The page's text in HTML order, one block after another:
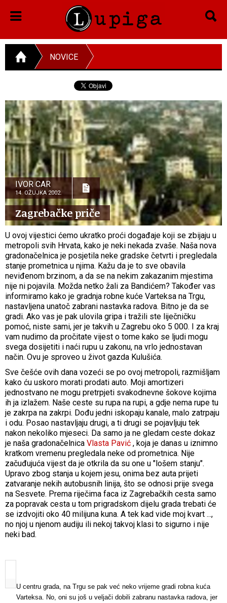
NOVICE
IVOR CAR
14. OŽUJKA 2002.
Zagrebačke priče
U ovoj vijestici ćemo ukratko proći događaje koji se zbijaju u
metropoli svih Hrvata, kako je neki nekada zvaše. Naša nova
gradonačelnica je posjetila neke gradske četvrti i pregledala
stanje prometnica u njima. Kažu da je to sve obavila
neviđenom brzinom, a da se na nekim zakazanim mjestima
nije ni pojavila. Možda netko žali za Bandićem? Također vas
informiramo kako je gradnja robne kuće Varteksa na Trgu,
nastavljena unatoč zabrani nastavka radova. Bitno je da se
gradi. Ako vas je pak ulovila gripa i tražili ste liječničku
pomoć, niste sami, jer je takvih u Zagrebu oko 5 000. I za kraj
vam nudimo da pročitate vijest o tome kako se ljudi mogu
svega dosijetiti i naći rupu u zakonu, na vrlo jednostavan
način. Ovu je sproveo u život gazda Kulušića.
Sve češće ovih dana vozeći se po ovoj metropoli, razmišljam
kako ću uskoro morati prodati auto. Moji amortizeri
jednostvano ne mogu pretrpjeti svakodnevne šokove kojima
ih ja izlažem. Naše ceste su rupa na rupi, a gdje nema rupe tu
je zakrpa na zakrpi. Dođu jedni iskopaju kanale, malo zatrpaju
i odu. Posao nastavljaju drugi, a ti drugi se pojavljuju tek
nakon nekoliko mjeseci. Da samo ja ne gledam ceste dokaz
je naša gradonačelnica Vlasta Pavić , koja je danas u iznimno
kratkom vremenu pregledala neke od prometnica. Nije
začuđujuća vijest da je otkrila da su one u "lošem stanju".
Upravo zbog stanja u kojem jesu, onima bez auta prijeti
zatvaranje nekih autobusnih linija, što se odnosi prije svega
na Sesvete. Prema riječima faca iz Zagrebačkih cesta samo
za popravak cesta u tom prigradskom dijelu grada trebati će
se izdvojiti oko 40 milijuna kuna. A tek kad vide moj kvart ...,
no njoj u njenom audiju ili nekoj takvoj klasi to sigurno i nije
neki bad.
U centru grada, na Trgu se pak već neko vrijeme gradi robna kuća
Varteksa. No, oni su još u veljači dobili zabranu nastavka radova, jer